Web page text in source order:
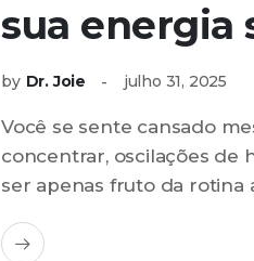
sua energia
by Dr. Joie julho 31, 2025
Você se sente cansado
concentrar, oscilações de
ser apenas fruto da rotina